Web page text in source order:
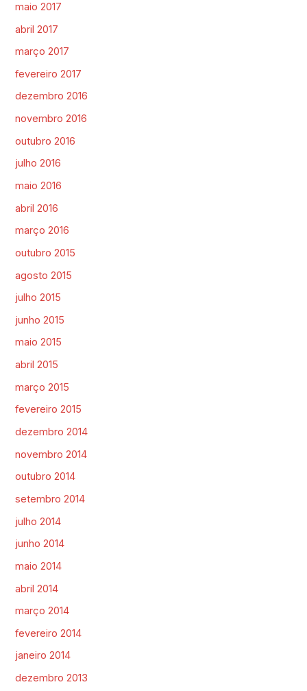
maio 2017
abril 2017
março 2017
fevereiro 2017
dezembro 2016
novembro 2016
outubro 2016
julho 2016
maio 2016
abril 2016
março 2016
outubro 2015
agosto 2015
julho 2015
junho 2015
maio 2015
abril 2015
março 2015
fevereiro 2015
dezembro 2014
novembro 2014
outubro 2014
setembro 2014
julho 2014
junho 2014
maio 2014
abril 2014
março 2014
fevereiro 2014
janeiro 2014
dezembro 2013